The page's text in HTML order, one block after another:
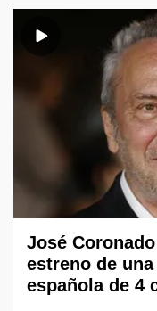
José
estreno de
española de 4